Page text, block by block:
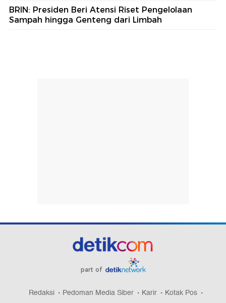
BRIN: Presiden Beri Atensi Riset Pengelolaan
Sampah hingga Genteng dari Limbah
part of
Redaksi Pedoman Media Siber Karir
Kotak Pos